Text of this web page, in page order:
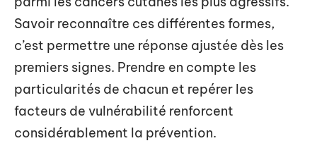
Savoir reconnaître ces différentes formes,
c’est permettre une réponse ajustée dès les
premiers signes. Prendre en compte les
particularités de chacun et repérer les
facteurs de vulnérabilité renforcent
considérablement la prévention.